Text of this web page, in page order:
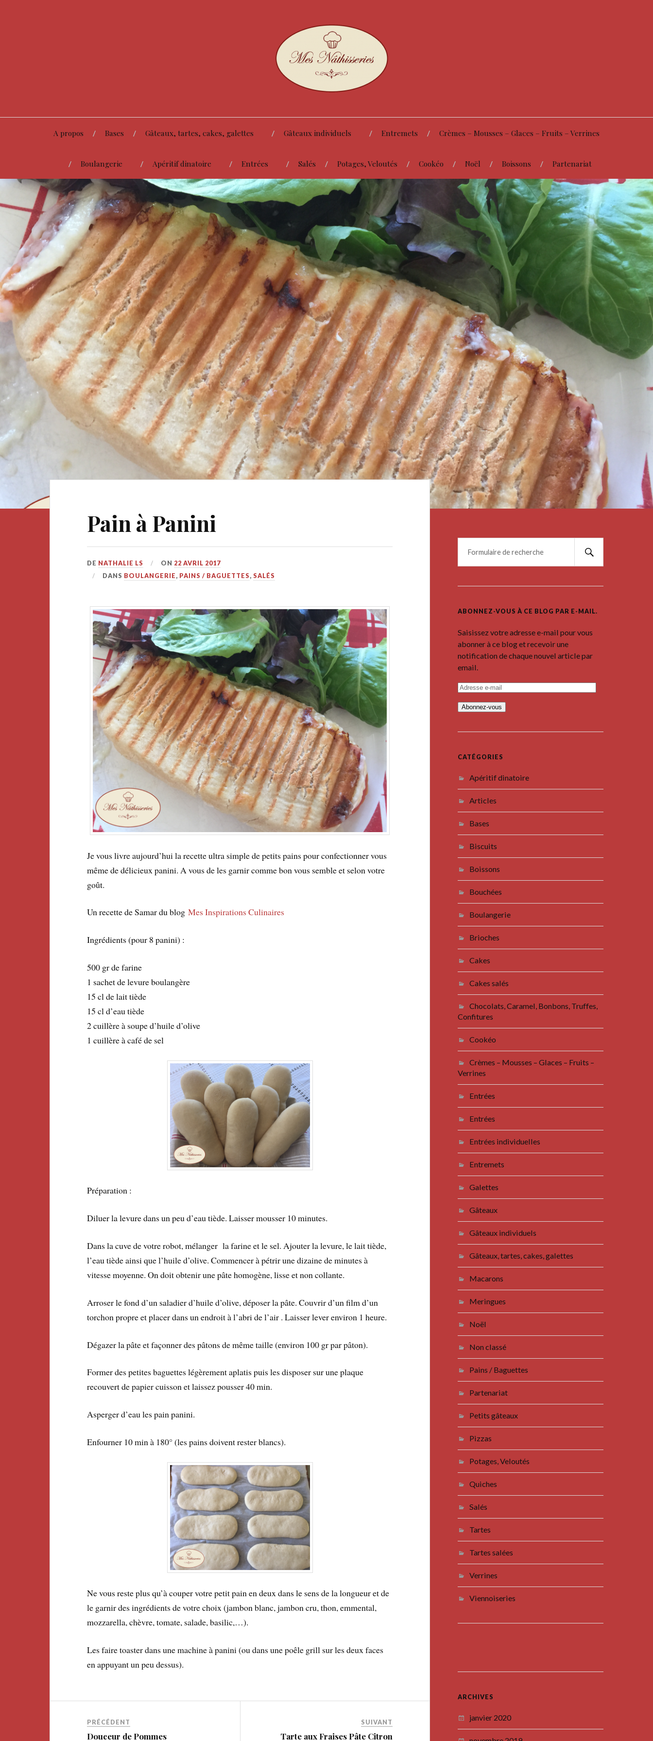
A propos Bases Gâteaux, tartes, cakes, galettes Gâteaux individuels Entremets Crèmes – Mousses – Glaces – Fruits – Verrines
Boulangerie Apéritif dinatoire Entrées Salés Potages, Veloutés Cookéo Noël Boissons Partenariat
Pain à Panini
DE NATHALIE LS ON 22 AVRIL 2017
DANS BOULANGERIE, PAINS / BAGUETTES,SALÉS
Je vous livre aujourd’hui la recette ultra simple de petits pains pour confectionner vous
même de délicieux panini. A vous de les garnir comme bon vous semble et selon votre
goût.
Un recette de Samar du blogMes Inspirations Culinaires
Ingrédients (pour 8 panini) :
500 gr de farine
1 sachet de levure boulangère
15 cl de lait tiède
15 cl d’eau tiède
2 cuillère à soupe d’huile d’olive
1 cuillère à café de sel
Préparation :
Diluer la levure dans un peu d’eau tiède. Laisser mousser 10 minutes.
Dans la cuve de votre robot, mélanger la farine et le sel. Ajouter la levure, le lait tiède,
l’eau tiède ainsi que l’huile d’olive. Commencer à pétrir une dizaine de minutes à
vitesse moyenne. On doit obtenir une pâte homogène, lisse et non collante.
Arroser le fond d’un saladier d’huile d’olive, déposer la pâte. Couvrir d’un film d’un
torchon propre et placer dans un endroit à l’abri de l’air . Laisser lever environ 1 heure.
Dégazer la pâte et façonner des pâtons de même taille (environ 100 gr par pâton).
Former des petites baguettes légèrement aplatis puis les disposer sur une plaque
recouvert de papier cuisson et laissez pousser 40 min.
Asperger d’eau les pain panini.
Enfourner 10 min à 180° (les pains doivent rester blancs).
Ne vous reste plus qu’à couper votre petit pain en deux dans le sens de la longueur et de
le garnir des ingrédients de votre choix (jambon blanc, jambon cru, thon, emmental,
mozzarella, chèvre, tomate, salade, basilic,…).
Les faire toaster dans une machine à panini (ou dans une poêle grill sur les deux faces
en appuyant un peu dessus).
PRÉCÉDENT
Douceur de Pommes
SUIVANT
Tarte aux Fraises Pâte Citron
ABONNEZ-VOUS À CE BLOG PAR E-MAIL.
Saisissez votre adresse e-mail pour vous
abonner à ce blog et recevoir une
notification de chaque nouvel article par
email.
A
d
r
e
e
m
a
l
CATÉGORIES
Apéritif dinatoire
Articles
Bases
Biscuits
Boissons
Bouchées
Boulangerie
Brioches
Cakes
Cakes salés
Chocolats, Caramel, Bonbons, Truffes,
Confitures
Cookéo
Crèmes – Mousses – Glaces – Fruits –
Verrines
Entrées
Entrées
Entrées individuelles
Entremets
Galettes
Gâteaux
Gâteaux individuels
Gâteaux, tartes, cakes, galettes
Macarons
Meringues
Noël
Non classé
Pains / Baguettes
Partenariat
Petits gâteaux
Pizzas
Potages, Veloutés
Quiches
Salés
Tartes
Tartes salées
Verrines
Viennoiseries
ARCHIVES
janvier 2020